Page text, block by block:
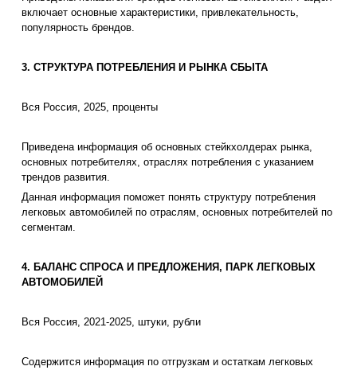
включает основные характеристики, привлекательность,
популярность брендов.
3. СТРУКТУРА ПОТРЕБЛЕНИЯ И РЫНКА СБЫТА
Вся Россия, 2025, проценты
Приведена информация об основных стейкхолдерах рынка,
основных потребителях, отраслях потребления с указанием
трендов развития.
Данная информация поможет понять структуру потребления
легковых автомобилей по отраслям, основных потребителей по
сегментам.
4. БАЛАНС СПРОСА И ПРЕДЛОЖЕНИЯ, ПАРК ЛЕГКОВЫХ
АВТОМОБИЛЕЙ
Вся Россия, 2021-2025, штуки, рубли
Содержится информация по отгрузкам и остаткам легковых